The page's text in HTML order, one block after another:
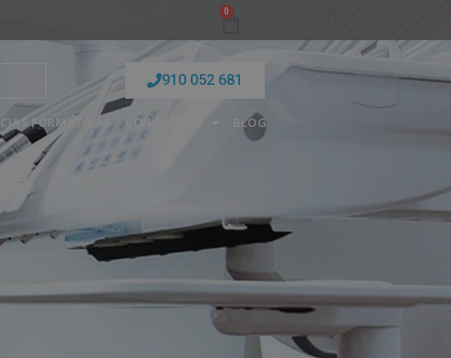
0
910 052 681
FORMATIVAS CONÓCENOS BLOG